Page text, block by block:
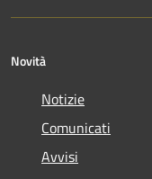
Novità
Notizie
Comunicati
Avvisi